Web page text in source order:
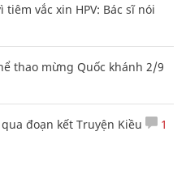
vắc xin HPV: Bác sĩ nói
thao mừng Quốc khánh 2/9
đoạn kết Truyện Kiều 1